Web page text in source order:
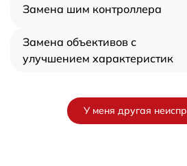
Замена шим контроллера
Замена объективов с
улучшением характеристик
У меня другая